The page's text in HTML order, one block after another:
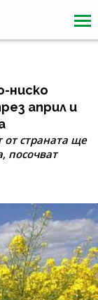
ниско
април и
от страната ще
посочват